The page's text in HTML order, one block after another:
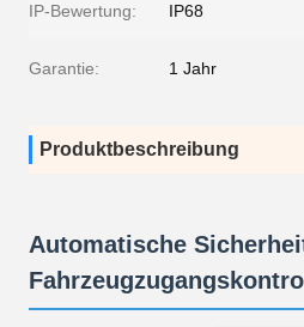
IP-Bewertung: IP68
Garantie: 1 Jahr
Produktbeschreibung
Automatische